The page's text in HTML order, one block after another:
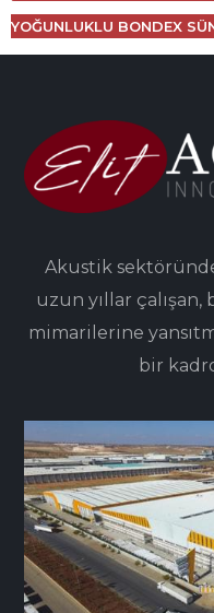
YOĞUNLUKLU BONDEX
Akustik
uzun yıllar
mimarilerine
bir